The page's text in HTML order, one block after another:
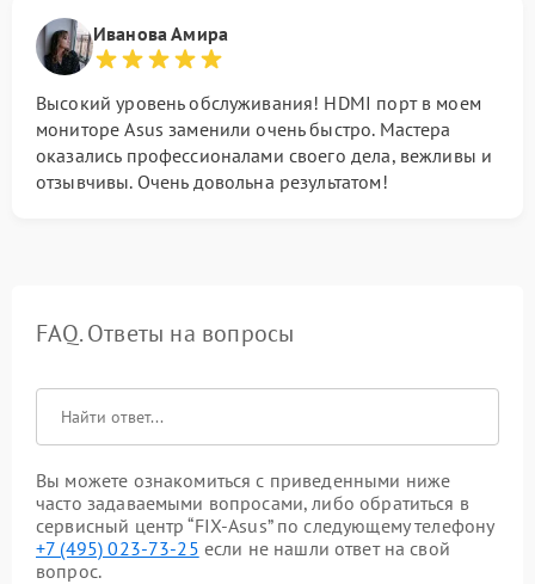
Иванова Амира
Высокий уровень обслуживания! HDMI порт в моем
мониторе Asus заменили очень быстро. Мастера
оказались профессионалами своего дела, вежливы и
отзывчивы. Очень довольна результатом!
FAQ. Ответы на вопросы
Вы можете ознакомиться с приведенными ниже
часто задаваемыми вопросами, либо обратиться в
сервисный центр “FIX-Asus” по следующему телефону
+7 (495) 023-73-25 если не нашли ответ на свой
вопрос.